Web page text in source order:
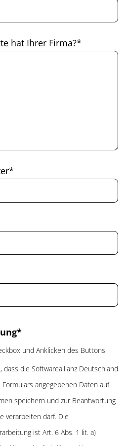
hat Ihrer Firma?*
und Anklicken des Buttons
dass die Softwareallianz Deutschland
angegebenen Daten auf
speichern und zur Beantwortung
verarbeiten darf. Die
ist Art. 6 Abs. 1 lit. a)